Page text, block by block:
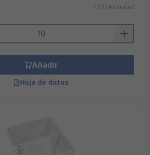
3,332 €/unidad
Añadir
Hoja de datos